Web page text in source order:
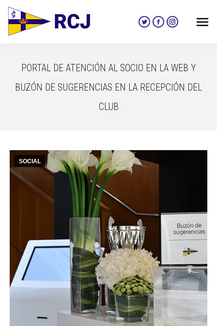
Twitter
in
new
window
Facebook
in
new
window
Instagram
in
new
window
PORTAL DE ATENCIÓN AL SOCIO EN LA WEB Y
BUZÓN DE SUGERENCIAS EN LA RECEPCIÓN DEL
CLUB
SOCIAL